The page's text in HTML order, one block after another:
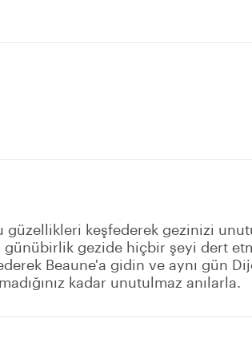
güzellikleri keşfederek gezinizi
gezide hiçbir şeyi dert
Beaune'a gidin ve aynı gün
kadar unutulmaz anılarla.